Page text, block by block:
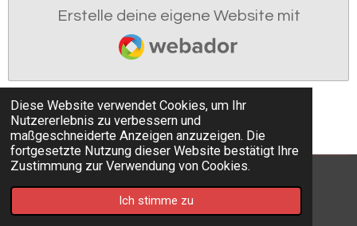
Diese Website verwendet Cookies, um Ihr
Nutzererlebnis zu verbessern und
maßgeschneiderte Anzeigen anzuzeigen. Die
fortgesetzte Nutzung dieser Website bestätigt Ihre
Zustimmung zur Verwendung von Cookies.
Ich stimme zu
Erstelle deine eigene Website mit
Webador
Webador